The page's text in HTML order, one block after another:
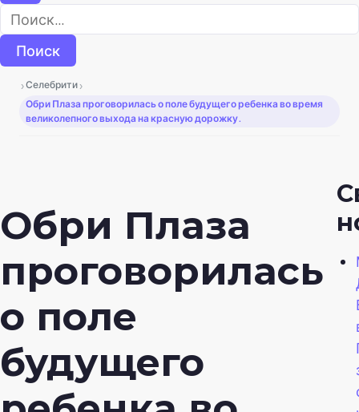
Найти:
›Селебрити ›
Обри Плаза проговорилась о поле будущего ребенка во время
великолепного выхода на красную дорожку.
Обри Плаза
проговорилась
о поле
будущего